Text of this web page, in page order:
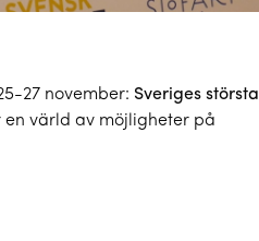
27 november: Sveriges största
en värld av möjligheter på